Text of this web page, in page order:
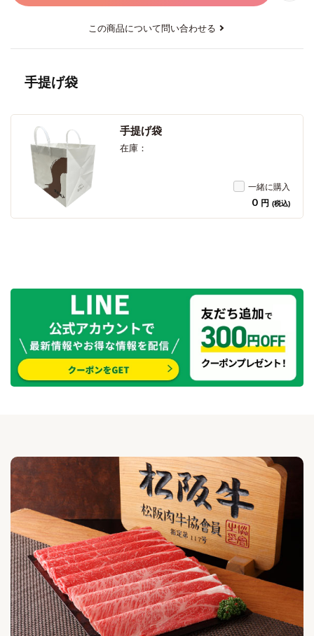
この商品について問い合わせる
手提げ袋
手提げ袋
在庫：
一緒に購入
0 円 (税込)